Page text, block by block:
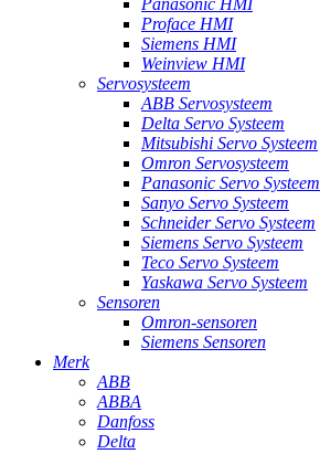
Panasonic HMI
Proface HMI
Siemens HMI
Weinview HMI
Servosysteem
ABB Servosysteem
Delta Servo Systeem
Mitsubishi Servo Systeem
Omron Servosysteem
Panasonic Servo Systeem
Sanyo Servo Systeem
Schneider Servo Systeem
Siemens Servo Systeem
Teco Servo Systeem
Yaskawa Servo Systeem
Sensoren
Omron-sensoren
Siemens Sensoren
Merk
ABB
ABBA
Danfoss
Delta